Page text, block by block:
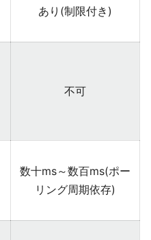
あり(制限付き)
不可
数十ms～数百ms(ポー
リング周期依存)